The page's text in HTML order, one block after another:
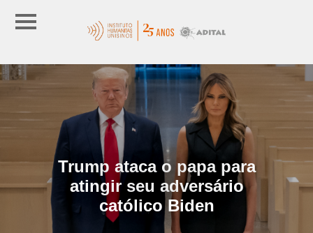
Trump ataca o papa para
atingir seu adversário
católico Biden